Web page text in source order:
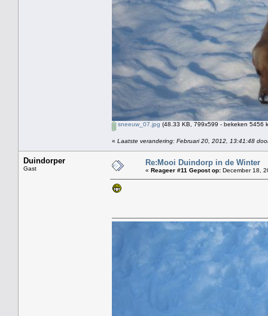
sneeuw_07.jpg (48.33 KB, 799x599 - bekeken 5456
« Laatste verandering: Februari 20, 2012, 13:41:48
Duindorper
Gast
Re:Mooi Duindorp in de Winter
« Reageer #11 Gepost op: December 18,